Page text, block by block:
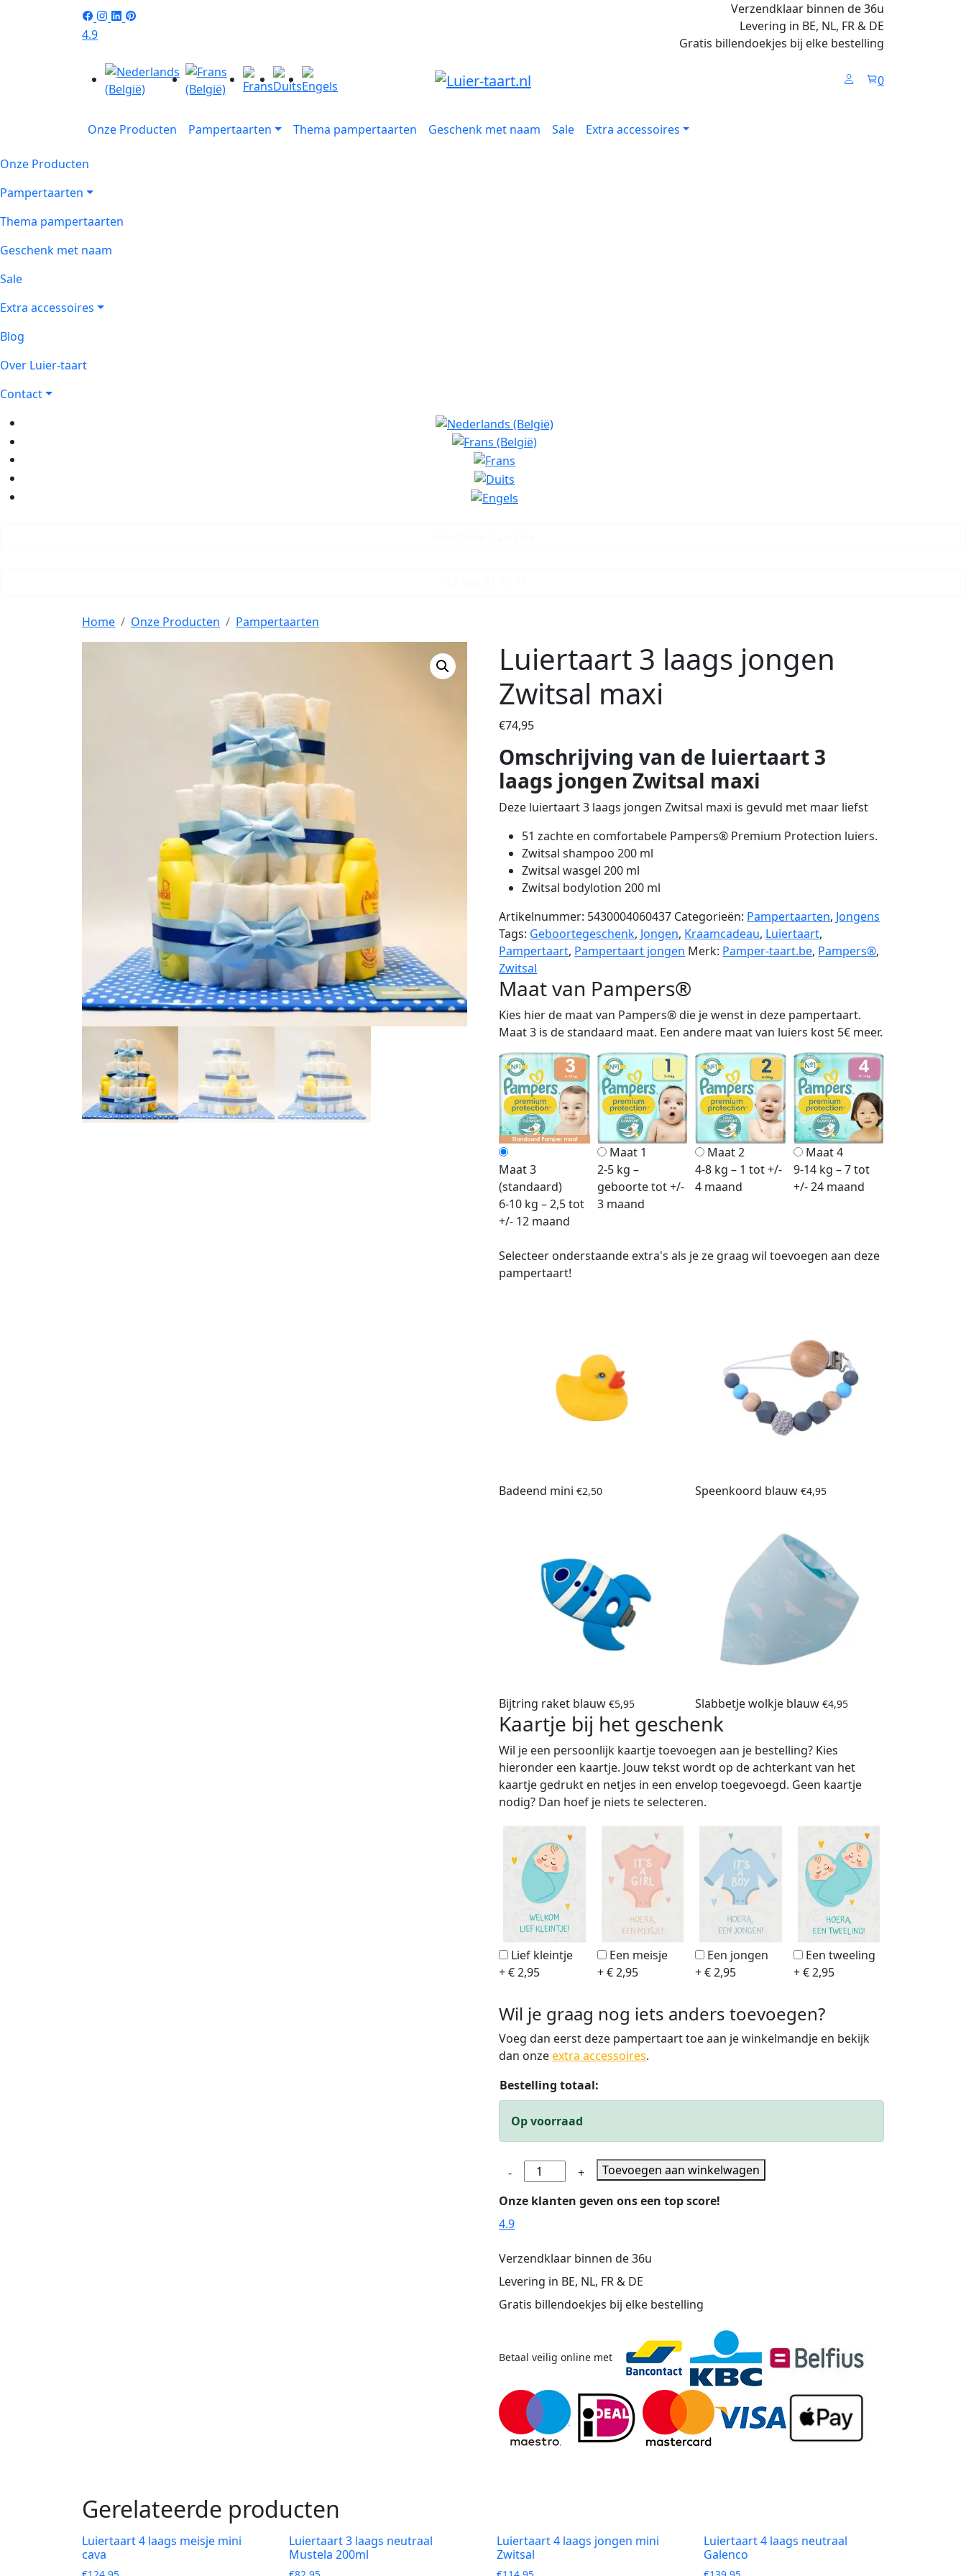
4.9
Verzendklaar binnen de 36u
Levering in BE, NL, FR & DE
Gratis billendoekjes bij elke bestelling
0
Onze Producten Pampertaarten Thema pampertaarten Geschenk met naam Sale Extra accessoires
Onze Producten
Pampertaarten
Thema pampertaarten
Geschenk met naam
Sale
Extra accessoires
Blog
Over Luier-taart
Contact
Home Onze Producten Pampertaarten
Luiertaart 3 laags jongen
Zwitsal maxi
€74,95
Omschrijving van de luiertaart 3
laags jongen Zwitsal maxi
Deze luiertaart 3 laags jongen Zwitsal maxi is gevuld met maar liefst
51 zachte en comfortabele Pampers® Premium Protection luiers.
Zwitsal shampoo 200 ml
Zwitsal wasgel 200 ml
Zwitsal bodylotion 200 ml
Artikelnummer: 5430004060437 Categorieën: Pampertaarten, Jongens
Tags: Geboortegeschenk, Jongen, Kraamcadeau, Luiertaart,
Pampertaart, Pampertaart jongen Merk: Pamper-taart.be, Pampers®,
Zwitsal
Maat van Pampers®
Kies hier de maat van Pampers® die je wenst in deze pampertaart.
Maat 3 is de standaard maat. Een andere maat van luiers kost 5€ meer.
Maat 3
(standaard)
6-10 kg – 2,5 tot
+/- 12 maand
Maat 1
2-5 kg –
geboorte tot +/-
3 maand
Maat 2
4-8 kg – 1 tot +/-
4 maand
Maat 4
9-14 kg – 7 tot
+/- 24 maand
Selecteer onderstaande extra's als je ze graag wil toevoegen aan deze
pampertaart!
Badeend mini €2,50 Speenkoord blauw €4,95
Bijtring raket blauw €5,95 Slabbetje wolkje blauw €4,95
Kaartje bij het geschenk
Wil je een persoonlijk kaartje toevoegen aan je bestelling? Kies
hieronder een kaartje. Jouw tekst wordt op de achterkant van het
kaartje gedrukt en netjes in een envelop toegevoegd. Geen kaartje
nodig? Dan hoef je niets te selecteren.
Lief kleintje
+ € 2,95
Een meisje
+ € 2,95
Een jongen
+ € 2,95
Een tweeling
+ € 2,95
Wil je graag nog iets anders toevoegen?
Voeg dan eerst deze pampertaart toe aan je winkelmandje en bekijk
dan onzeextra accessoires.
Bestelling totaal:
Op voorraad
-
Luiertaart
3
laags
maxi
+
Toevoegen aan winkelwagen
Onze klanten geven ons een top score!
4.9
Verzendklaar binnen de 36u
Levering in BE, NL, FR & DE
Gratis billendoekjes bij elke bestelling
Betaal veilig online met
Gerelateerde producten
Luiertaart 4 laags meisje mini
cava
Luiertaart 3 laags neutraal
Mustela 200ml
Luiertaart 4 laags jongen mini
Zwitsal
Luiertaart 4 laags neutraal
Galenco